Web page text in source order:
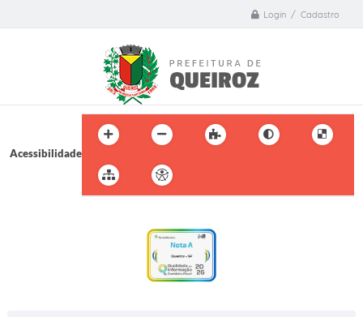
Login / Cadastro
Acessibilidade